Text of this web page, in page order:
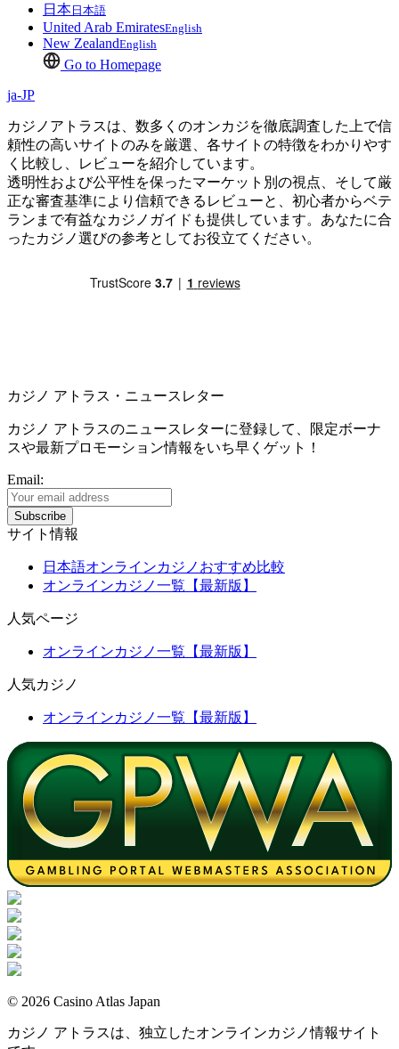
日本 日本語
United Arab EmiratesEnglish
New ZealandEnglish
Go to Homepage
ja-JP
カジノアトラスは、数多くのオンカジを徹底調査した上で信
頼性の高いサイトのみを厳選、各サイトの特徴をわかりやす
く比較し、レビューを紹介しています。
透明性および公平性を保ったマーケット別の視点、そして厳
正な審査基準により信頼できるレビューと、初心者からベテ
ランまで有益なカジノガイドも提供しています。あなたに合
ったカジノ選びの参考としてお役立てください。
カジノ アトラス・ニュースレター
カジノ アトラスのニュースレターに登録して、限定ボーナ
スや最新プロモーション情報をいち早くゲット！
Email:
サイト情報
日本語オンラインカジノおすすめ比較
オンラインカジノ一覧【最新版】
人気ページ
オンラインカジノ一覧【最新版】
人気カジノ
オンラインカジノ一覧【最新版】
© 2026 Casino Atlas Japan
カジノ アトラスは、独立したオンラインカジノ情報サイト